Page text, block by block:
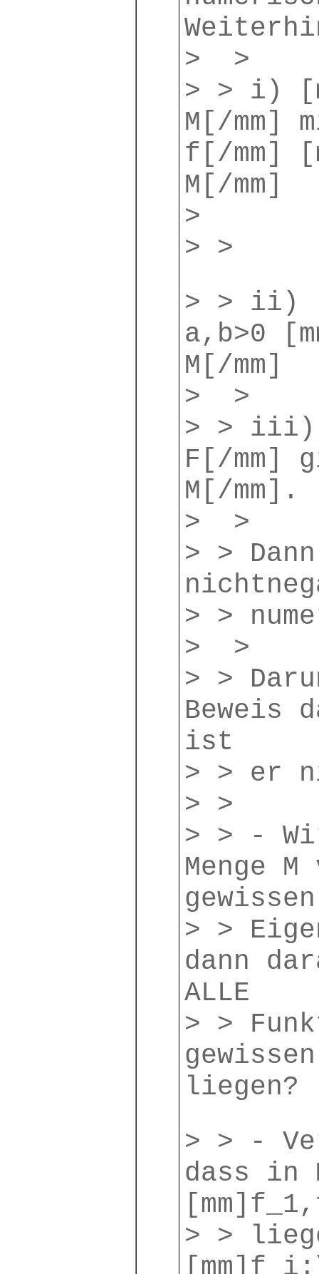
> >
> > i)
M[/mm]
f[/mm]
M[/mm]
>
> >
> > ii)
a,b>0
M[/mm]
> >
> > iii)
F[/mm]
M[/mm].
> >
> >
> >
> >
> >
Beweis
ist
> > er
> >
> > -
Menge
gewissen
> >
dann
ALLE
> >
liegen?
> > -
dass in
> >